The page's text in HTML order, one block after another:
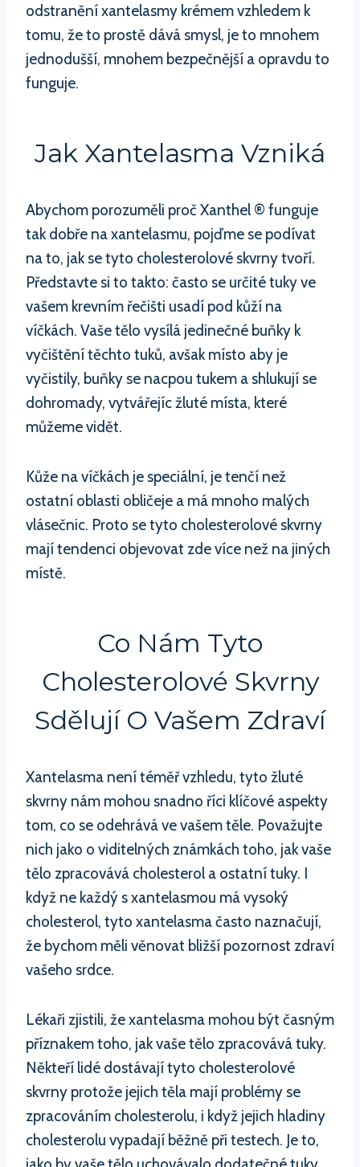
odstranění xantelasmy krémem vzhledem k
tomu, že to prostě dává smysl, je to mnohem
jednodušší, mnohem bezpečnější a opravdu to
funguje.
Jak Xantelasma Vzniká
Abychom porozuměli proč Xanthel ® funguje
tak dobře na xantelasmu, pojďme se podívat
na to, jak se tyto cholesterolové skvrny tvoří.
Představte si to takto: často se určité tuky ve
vašem krevním řečišti usadí pod kůží na
víčkách. Vaše tělo vysílá jedinečné buňky k
vyčištění těchto tuků, avšak místo aby je
vyčistily, buňky se nacpou tukem a shlukují se
dohromady, vytvářejíc žluté místa, které
můžeme vidět.
Kůže na víčkách je speciální, je tenčí než
ostatní oblasti obličeje a má mnoho malých
vlásečnic. Proto se tyto cholesterolové skvrny
mají tendenci objevovat zde více než na jiných
místě.
Co Nám Tyto
Cholesterolové Skvrny
Sdělují O Vašem Zdraví
Xantelasma není téměř vzhledu, tyto žluté
skvrny nám mohou snadno říci klíčové aspekty
tom, co se odehrává ve vašem těle. Považujte
nich jako o viditelných známkách toho, jak vaše
tělo zpracovává cholesterol a ostatní tuky. I
když ne každý s xantelasmou má vysoký
cholesterol, tyto xantelasma často naznačují,
že bychom měli věnovat bližší pozornost zdraví
vašeho srdce.
Lékaři zjistili, že xantelasma mohou být časným
příznakem toho, jak vaše tělo zpracovává tuky.
Někteří lidé dostávají tyto cholesterolové
skvrny protože jejich těla mají problémy se
zpracováním cholesterolu, i když jejich hladiny
cholesterolu vypadají běžně při testech. Je to,